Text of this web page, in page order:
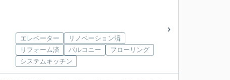
エレベーター
リノベーション済
リフォーム済
バルコニー
フローリング
システムキッチン